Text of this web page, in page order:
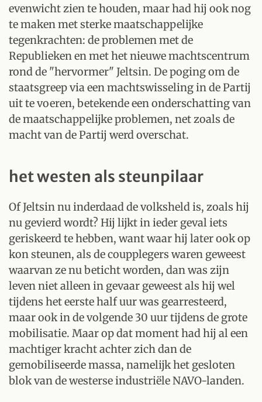
evenwicht zien te houden, maar had hij ook nog
te maken met sterke maatschappelijke
tegenkrachten: de problemen met de
Republieken en met het nieuwe machtscentrum
rond de "hervormer" Jeltsin. De poging om de
staatsgreep via een machtswisseling in de Partij
uit te voeren, betekende een onderschatting van
de maatschappelijke problemen, net zoals de
macht van de Partij werd overschat.
het westen als steunpilaar
Of Jeltsin nu inderdaad de volksheld is, zoals hij
nu gevierd wordt? Hij lijkt in ieder geval iets
geriskeerd te hebben, want waar hij later ook op
kon steunen, als de coupplegers waren geweest
waarvan ze nu beticht worden, dan was zijn
leven niet alleen in gevaar geweest als hij wel
tijdens het eerste half uur was gearresteerd,
maar ook in de volgende 30 uur tijdens de grote
mobilisatie. Maar op dat moment had hij al een
machtiger kracht achter zich dan de
gemobiliseerde massa, namelijk het gesloten
blok van de westerse industriële NAVO-landen.